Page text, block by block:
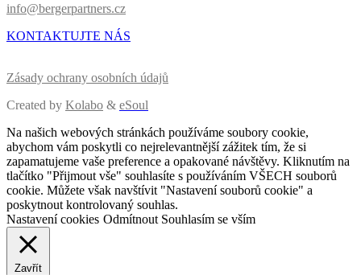
info@bergerpartners.cz
KONTAKTUJTE NÁS
Zásady ochrany osobních údajů
Created by Kolabo & eSoul
Na našich webových stránkách používáme soubory cookie,
abychom vám poskytli co nejrelevantnější zážitek tím, že si
zapamatujeme vaše preference a opakované návštěvy. Kliknutím na
tlačítko "Přijmout vše" souhlasíte s používáním VŠECH souborů
cookie. Můžete však navštívit "Nastavení souborů cookie" a
poskytnout kontrolovaný souhlas.
Nastavení cookies Odmítnout Souhlasím se vším
Zavřít